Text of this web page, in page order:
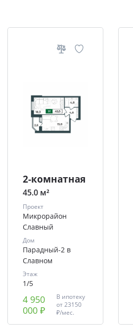
2-комнатная
45.0 м²
Проект
Микрорайон
Славный
Дом
Парадный-2 в
Славном
Этаж
1/5
4 950
000 ₽
В ипотеку
от23150
₽/мес.